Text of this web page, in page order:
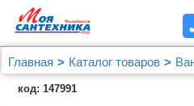
Главная Каталог товаров
Мойка настол.монтаж
PRO 22см с сифоном (черный
код: 147991